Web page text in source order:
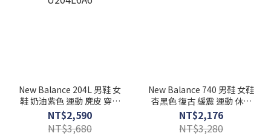
New Balance 204L 男鞋 女
鞋 奶油紫色 運動 麂皮 穿搭
D楦 中性 復古 休閒鞋
U204L6A6
NT$2,590
NT$3,680
New Balance 740 男鞋 女鞋
杏黑色 復古 緩震 運動 休閒
鞋 U7404OO
NT$2,176
NT$3,280